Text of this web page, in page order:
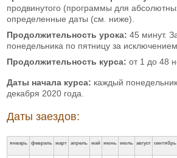
продвинутого (программы для
определенные даты (см. ниже).
Продолжительность урока: 45 минут.
понедельника по пятницу за
Продолжительность курса: от 1 до 48
Даты начала курса: каждый
декабря 2020 года.
Даты заездов:
январь февраль март апрель май июнь июль август сентябрь